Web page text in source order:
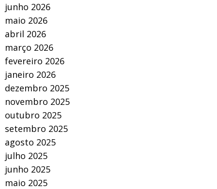
junho 2026
maio 2026
abril 2026
março 2026
fevereiro 2026
janeiro 2026
dezembro 2025
novembro 2025
outubro 2025
setembro 2025
agosto 2025
julho 2025
junho 2025
maio 2025